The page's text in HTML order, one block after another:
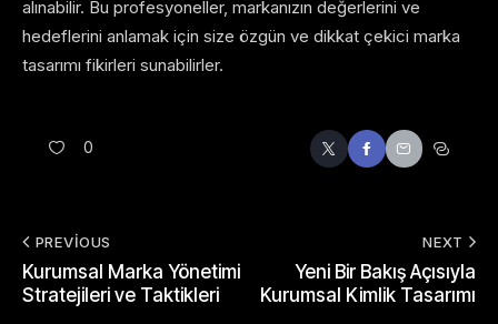
alınabilir. Bu profesyoneller, markanızın değerlerini ve
hedeflerini anlamak için size özgün ve dikkat çekici marka
tasarımı fikirleri sunabilirler.
0
PREVIOUS
Kurumsal Marka Yönetimi
Stratejileri ve Taktikleri
NEXT
Yeni Bir Bakış Açısıyla
Kurumsal Kimlik Tasarımı